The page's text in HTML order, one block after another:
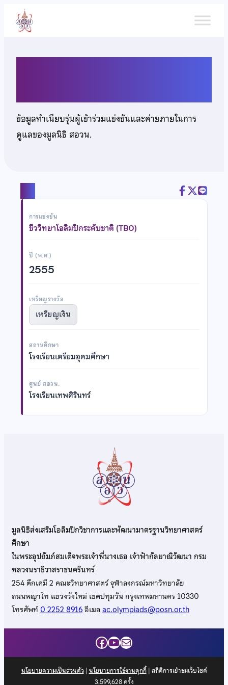
เนื้อหา
ข้อมูลทำเนียบรุ่นผู้เข้าร่วมแข่งขันและค่ายภายในการ
ดูแลของมูลนิธิ สอวน.
การแข่งขัน
ชีววิทยาโอลิมปิกระดับชาติ (TBO)
ปี (พ.ศ.)
2555
เหรียญรางวัล
เหรียญเงิน
สถานศึกษา
โรงเรียนเตรียมอุดมศึกษา
ศูนย์ สอวน.
โรงเรียนเทพศิรินทร์
มูลนิธิส่งเสริมโอลิมปิกวิชาการและพัฒนามาตรฐานวิทยาศาสตร์
ศึกษา
ในพระอุปถัมภ์สมเด็จพระเจ้าพี่นางเธอ เจ้าฟ้ากัลยาณิวัฒนา กรม
หลวงนราธิวาสราชนครินทร์
254 ตึกเคมี 2 คณะวิทยาศาสตร์ จุฬาลงกรณ์มหาวิทยาลัย
ถนนพญาไท แขวงวังใหม่ เขตปทุมวัน กรุงเทพมหานคร 10330
โทรศัพท์0 2252 8916อีเมลac.olympiads@posn.or.th
Facebook
YouTube
Mail
นโยบายความเป็นส่วนตัว| นโยบายการใช้งานคุกกี้| สถิติการเข้าชมเว็บไซต์
3,599,628ครั้ง